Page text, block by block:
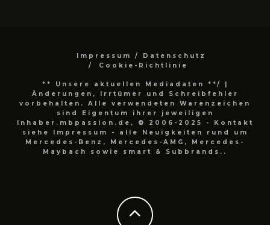
Impressum / Datenschutz
Cookie-Richtlinie
** Unsere aktuellen Mediadaten **/
|
Änderungen, Irrtümer und Schreibfehler
vorbehalten. Alle verwendeten Warenzeichen
sind Eigentum ihrer jeweiligen
Inhaber.mbpassion.de, © 2006-2025 - Kontakt
siehe Impressum - alle Neuigkeiten rund um
Mercedes-Benz, Mercedes-AMG, Mercedes-
Maybach sowie smart & Subbrands..